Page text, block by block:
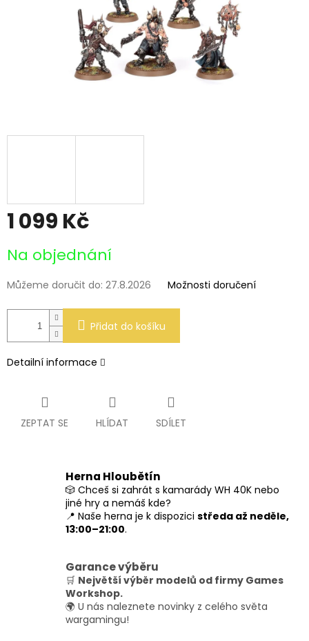
1 099 Kč
cena:
Na objednání
Můžeme doručit do: 27.8.2026 Možnosti doručení
Přidat do košíku
Detailní informace
ZEPTAT SE HLÍDAT SDÍLET
Herna Hloubětín
🎲 Chceš si zahrát s kamarády WH 40K nebo
jiné hry a nemáš kde?
📍 Naše herna je k dispozici středa až neděle,
13:00–21:00.
Garance výběru
🛒 Největší výběr modelů od firmy Games
Workshop.
🌍 U nás naleznete novinky z celého světa
wargamingu!